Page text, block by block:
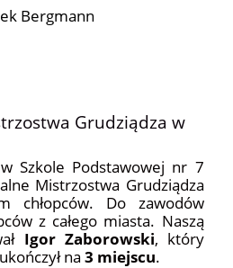
Bergmann
Grudziądza w
Szkole Podstawowej nr 7
Mistrzostwa Grudziądza
chłopców. Do zawodów
z całego miasta. Naszą
Igor Zaborowski, który
na3 miejscu.